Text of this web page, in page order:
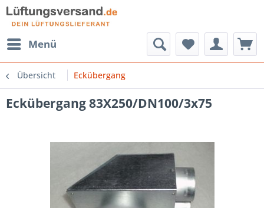
Menü
Übersicht Eckübergang
Eckübergang 83X250/DN100/3x75